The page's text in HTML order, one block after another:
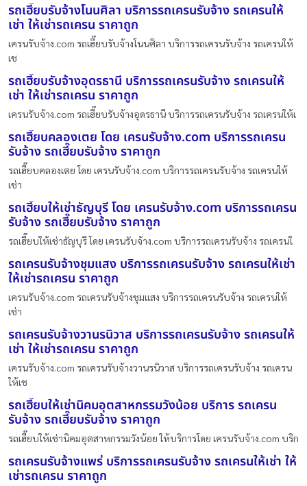
รถเฮี๊ยบรับจ้างโนนศิลา บริการรถเครนรับจ้าง รถเครนให้
เช่า ให้เช่ารถเครน ราคาถูก
เครนรับจ้าง.com รถเฮี๊ยบรับจ้างโนนศิลา บริการรถเครนรับจ้าง รถเครนให้
เช
รถเฮี๊ยบรับจ้างอุดรธานี บริการรถเครนรับจ้าง รถเครนให้
เช่า ให้เช่ารถเครน ราคาถูก
เครนรับจ้าง.com รถเฮี๊ยบรับจ้างอุดรธานี บริการรถเครนรับจ้าง รถเครนให้เ
รถเฮี๊ยบคลองเตย โดย เครนรับจ้าง.com บริการรถเครน
รับจ้าง รถเฮี๊ยบรับจ้าง ราคาถูก
รถเฮี๊ยบคลองเตย โดย เครนรับจ้าง.com บริการรถเครนรับจ้าง รถเครนให้
เช่า
รถเฮี๊ยบให้เช่าธัญบุรี โดย เครนรับจ้าง.com บริการรถเครน
รับจ้าง รถเฮี๊ยบรับจ้าง ราคาถูก
รถเฮี๊ยบให้เช่าธัญบุรี โดย เครนรับจ้าง.com บริการรถเครนรับจ้าง รถเครนใ
รถเครนรับจ้างชุมแสง บริการรถเครนรับจ้าง รถเครนให้เช่า
ให้เช่ารถเครน ราคาถูก
เครนรับจ้าง.com รถเครนรับจ้างชุมแสง บริการรถเครนรับจ้าง รถเครนให้
เช่า
รถเครนรับจ้างวานรนิวาส บริการรถเครนรับจ้าง รถเครนให้
เช่า ให้เช่ารถเครน ราคาถูก
เครนรับจ้าง.com รถเครนรับจ้างวานรนิวาส บริการรถเครนรับจ้าง รถเครน
ให้เช
รถเฮี๊ยบให้เช่านิคมอุตสาหกรรมวังน้อย บริการ รถเครน
รับจ้าง รถเฮี๊ยบรับจ้าง ราคาถูก
รถเฮี๊ยบให้เช่านิคมอุตสาหกรรมวังน้อย ให้บริการโดย เครนรับจ้าง.com บริก
รถเครนรับจ้างแพร่ บริการรถเครนรับจ้าง รถเครนให้เช่า ให้
เช่ารถเครน ราคาถูก